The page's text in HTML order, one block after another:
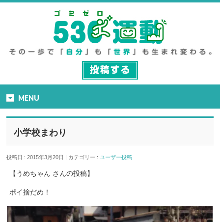
MENU
小学校まわり
投稿日 : 2015年3月20日 | カテゴリー :ユーザー投稿
【うめちゃん さんの投稿】
ポイ捨だめ！